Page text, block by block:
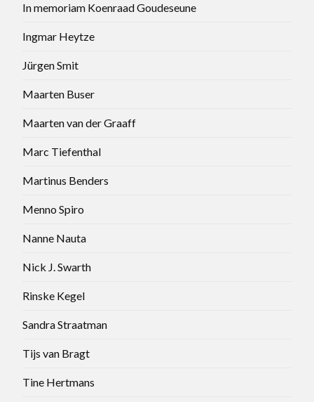
In memoriam Koenraad Goudeseune
Ingmar Heytze
Jürgen Smit
Maarten Buser
Maarten van der Graaff
Marc Tiefenthal
Martinus Benders
Menno Spiro
Nanne Nauta
Nick J. Swarth
Rinske Kegel
Sandra Straatman
Tijs van Bragt
Tine Hertmans